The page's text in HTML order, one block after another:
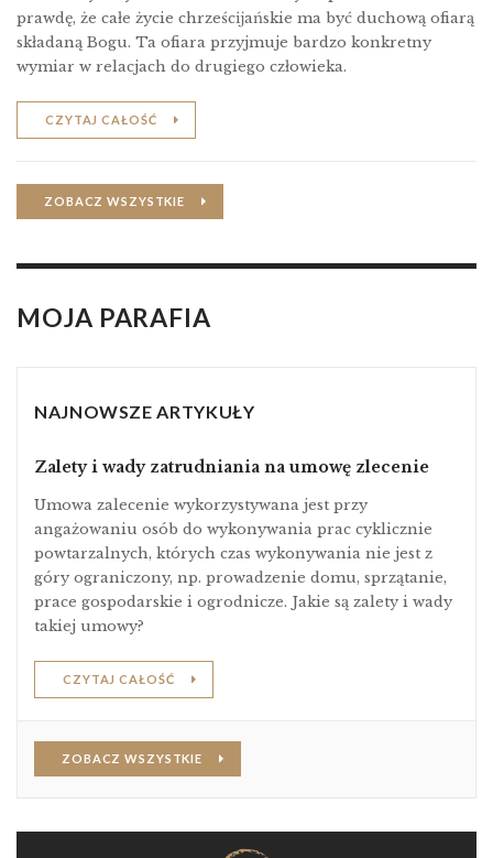
prawdę, że całe życie chrześcĳańskie ma być duchową ofiarą
składaną Bogu. Ta ofiara przyjmuje bardzo konkretny
wymiar w relacjach do drugiego człowieka.
CZYTAJ CAŁOŚĆ
ZOBACZ WSZYSTKIE
MOJA PARAFIA
NAJNOWSZE ARTYKUŁY
Zalety i wady zatrudniania na umowę zlecenie
Umowa zalecenie wykorzystywana jest przy
angażowaniu osób do wykonywania prac cyklicznie
powtarzalnych, których czas wykonywania nie jest z
góry ograniczony, np. prowadzenie domu, sprzątanie,
prace gospodarskie i ogrodnicze. Jakie są zalety i wady
takiej umowy?
CZYTAJ CAŁOŚĆ
ZOBACZ WSZYSTKIE